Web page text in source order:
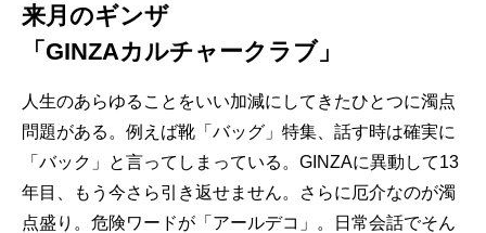
来月のギンザ
「GINZAカルチャークラブ」
人生のあらゆることをいい加減にしてきたひとつに濁点
問題がある。例えば靴「バッグ」特集、話す時は確実に
「バック」と言ってしまっている。GINZAに異動して13
年目、もう今さら引き返せません。さらに厄介なのが濁
点盛り。危険ワードが「アールデコ」。日常会話でそん